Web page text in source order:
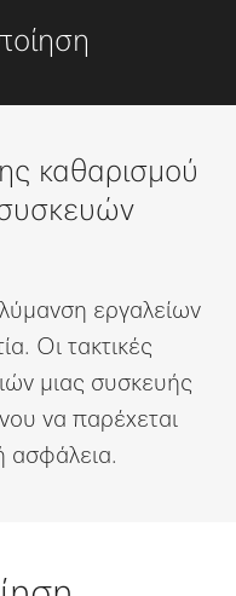
καθαρισμού
συσκευών
εργαλείων
Οι τακτικές
μιας συσκευής
να παρέχεται
ασφάλεια.